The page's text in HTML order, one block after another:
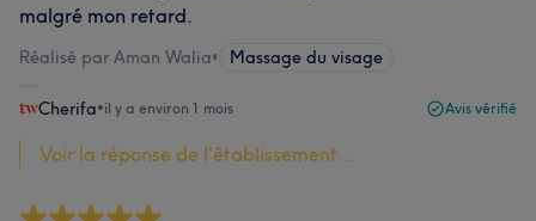
malgré mon retard.
Réalisé par Aman Walia• Massage du visage
Cherifa•il y a environ 1 mois Avis vérifié
Voir la réponse de l'établissement...